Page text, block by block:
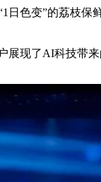
变”的荔枝保
现了AI科技带来